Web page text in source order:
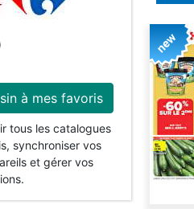
à mes favoris
tous les catalogues
synchroniser vos
et gérer vos